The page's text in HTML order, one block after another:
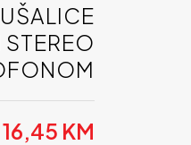
16,45 KM